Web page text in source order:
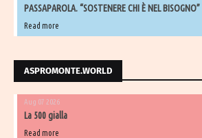
PASSAPAROLA. “SOSTENERE CHI È NEL BISOGNO”
Read more
ASPROMONTE.WORLD
Aug 07 2026
La 500 gialla
Read more